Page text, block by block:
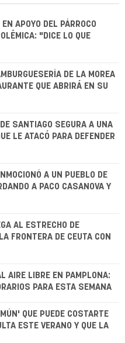
APOYO DEL PÁRROCO
"DICE LO QUE
DE LA MOREA
QUE ABRIRÁ EN SU
SANTIAGO SEGURA A UNA
LE ATACÓ PARA DEFENDER
A UN PUEBLO DE
A PACO CASANOVA Y
AL ESTRECHO DE
FRONTERA DE CEUTA CON
AIRE LIBRE EN PAMPLONA:
PARA ESTA SEMANA
QUE PUEDE COSTARTE
ESTE VERANO Y QUE LA